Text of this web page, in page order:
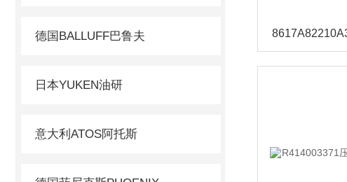
德国BALLUFF巴鲁夫
日本YUKEN油研
意大利ATOS阿托斯